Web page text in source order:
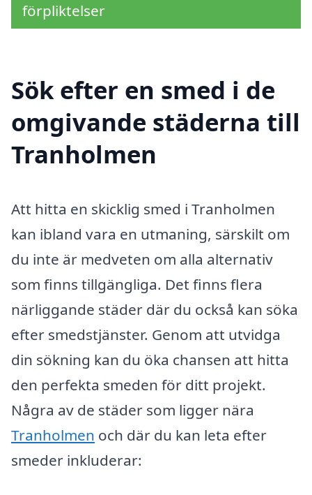
förpliktelser
Sök efter en smed i de
omgivande städerna till
Tranholmen
Att hitta en skicklig smed i Tranholmen
kan ibland vara en utmaning, särskilt om
du inte är medveten om alla alternativ
som finns tillgängliga. Det finns flera
närliggande städer där du också kan söka
efter smedstjänster. Genom att utvidga
din sökning kan du öka chansen att hitta
den perfekta smeden för ditt projekt.
Några av de städer som ligger nära
Tranholmen och där du kan leta efter
smeder inkluderar: